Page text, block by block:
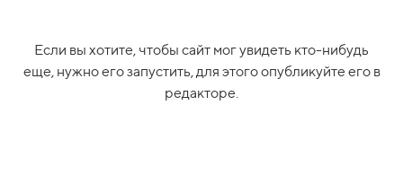
Если вы хотите, чтобы сайт мог увидеть кто-нибудь
еще, нужно его запустить, для этого опубликуйте его в
редакторе.